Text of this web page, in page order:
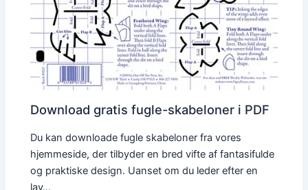
Download gratis fugle-skabeloner i PDF
Du kan downloade fugle skabeloner fra vores
hjemmeside, der tilbyder en bred vifte af fantasifulde
og praktiske design. Uanset om du leder efter en
lav…